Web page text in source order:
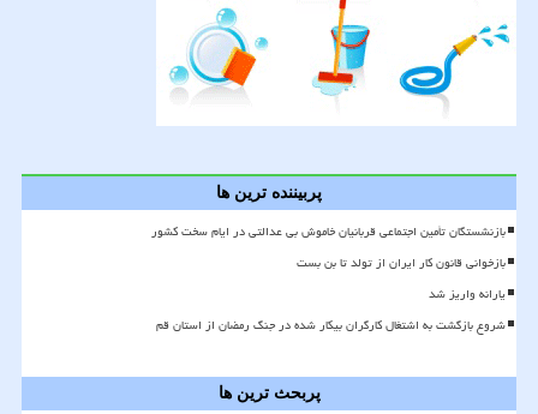
پربیننده ترین ها
بازنشستگان تأمین اجتماعی قربانیان خاموش بی عدالتی در ایام سخت کشور
بازخوانی قانون کار ایران از تولد تا بن بست
یارانه واریز شد
شروع بازگشت به اشتغال کارگران بیکار شده در جنگ رمضان از استان قم
پربحث ترین ها